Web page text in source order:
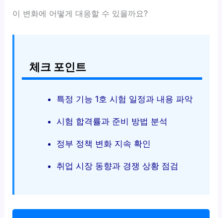
이 변화에 어떻게 대응할 수 있을까요?
체크 포인트
특정 기능 1호 시험 일정과 내용 파악
시험 합격률과 준비 방법 분석
정부 정책 변화 지속 확인
취업 시장 동향과 경쟁 상황 점검